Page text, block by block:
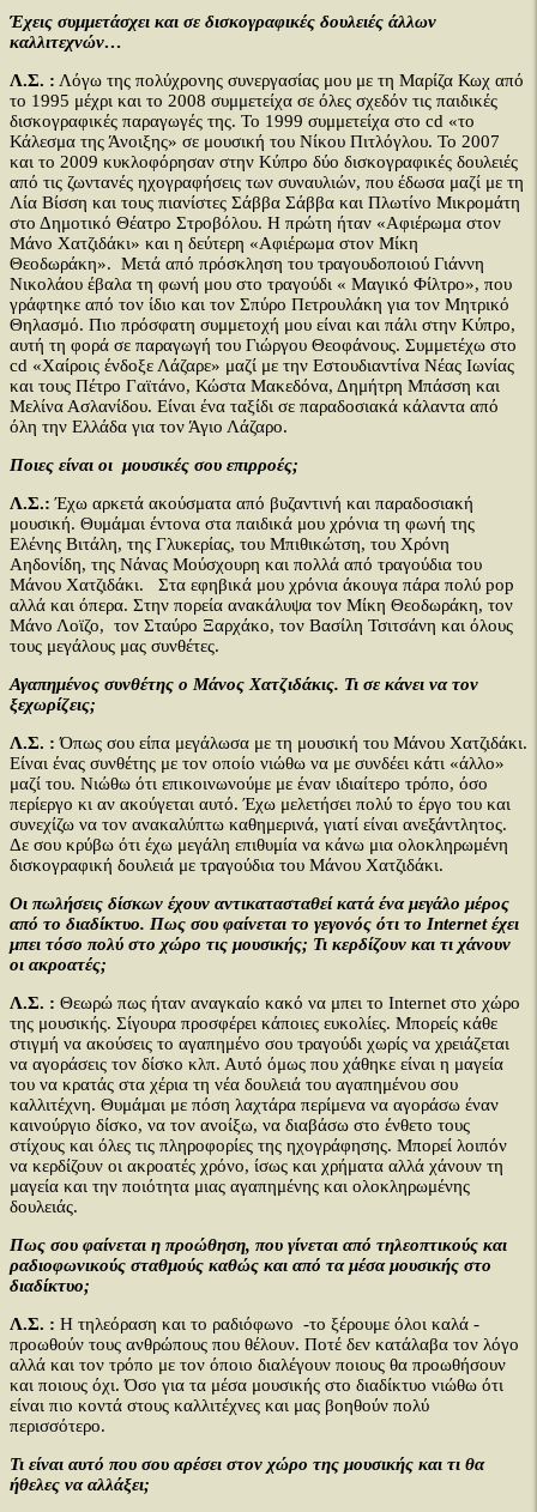
Έχεις συμμετάσχει και σε δισκογραφικές δουλειές άλλων
καλλιτεχνών…
Λ.Σ. : Λόγω της πολύχρονης συνεργασίας μου με τη Μαρίζα Κωχ από
το 1995 μέχρι και το 2008 συμμετείχα σε όλες σχεδόν τις παιδικές
δισκογραφικές παραγωγές της. Το 1999 συμμετείχα στο cd «το
Κάλεσμα της Άνοιξης» σε μουσική του Νίκου Πιτλόγλου. Το 2007
και το 2009 κυκλοφόρησαν στην Κύπρο δύο δισκογραφικές δουλειές
από τις ζωντανές ηχογραφήσεις των συναυλιών, που έδωσα μαζί με τη
Λία Βίσση και τους πιανίστες Σάββα Σάββα και Πλωτίνο Μικρομάτη
στο Δημοτικό Θέατρο Στροβόλου. Η πρώτη ήταν «Αφιέρωμα στον
Μάνο Χατζιδάκι» και η δεύτερη «Αφιέρωμα στον Μίκη
Θεοδωράκη». Μετά από πρόσκληση του τραγουδοποιού Γιάννη
Νικολάου έβαλα τη φωνή μου στο τραγούδι « Μαγικό Φίλτρο», που
γράφτηκε από τον ίδιο και τον Σπύρο Πετρουλάκη για τον Μητρικό
Θηλασμό. Πιο πρόσφατη συμμετοχή μου είναι και πάλι στην Κύπρο,
αυτή τη φορά σε παραγωγή του Γιώργου Θεοφάνους. Συμμετέχω στο
cd «Χαίροις ένδοξε Λάζαρε» μαζί με την Εστουδιαντίνα Νέας Ιωνίας
και τους Πέτρο Γαϊτάνο, Κώστα Μακεδόνα, Δημήτρη Μπάσση και
Μελίνα Ασλανίδου. Είναι ένα ταξίδι σε παραδοσιακά κάλαντα από
όλη την Ελλάδα για τον Άγιο Λάζαρο.
Ποιες είναι οι μουσικές σου επιρροές;
Λ.Σ.: Έχω αρκετά ακούσματα από βυζαντινή και παραδοσιακή
μουσική. Θυμάμαι έντονα στα παιδικά μου χρόνια τη φωνή της
Ελένης Βιτάλη, της Γλυκερίας, του Μπιθικώτση, του Χρόνη
Αηδονίδη, της Νάνας Μούσχουρη και πολλά από τραγούδια του
Μάνου Χατζιδάκι. Στα εφηβικά μου χρόνια άκουγα πάρα πολύ pop
αλλά και όπερα. Στην πορεία ανακάλυψα τον Μίκη Θεοδωράκη, τον
Μάνο Λοϊζο, τον Σταύρο Ξαρχάκο, τον Βασίλη Τσιτσάνη και όλους
τους μεγάλους μας συνθέτες.
Αγαπημένος συνθέτης ο Μάνος Χατζιδάκις. Τι σε κάνει να τον
ξεχωρίζεις;
Λ.Σ. : Όπως σου είπα μεγάλωσα με τη μουσική του Μάνου Χατζιδάκι.
Είναι ένας συνθέτης με τον οποίο νιώθω να με συνδέει κάτι «άλλο»
μαζί του. Νιώθω ότι επικοινωνούμε με έναν ιδιαίτερο τρόπο, όσο
περίεργο κι αν ακούγεται αυτό. Έχω μελετήσει πολύ το έργο του και
συνεχίζω να τον ανακαλύπτω καθημερινά, γιατί είναι ανεξάντλητος.
Δε σου κρύβω ότι έχω μεγάλη επιθυμία να κάνω μια ολοκληρωμένη
δισκογραφική δουλειά με τραγούδια του Μάνου Χατζιδάκι.
Οι πωλήσεις δίσκων έχουν αντικατασταθεί κατά ένα μεγάλο μέρος
από το διαδίκτυο. Πως σου φαίνεται το γεγονός ότι το Internet έχει
μπει τόσο πολύ στο χώρο τις μουσικής; Τι κερδίζουν και τι χάνουν
οι ακροατές;
Λ.Σ. : Θεωρώ πως ήταν αναγκαίο κακό να μπει το Internet στο χώρο
της μουσικής. Σίγουρα προσφέρει κάποιες ευκολίες. Μπορείς κάθε
στιγμή να ακούσεις το αγαπημένο σου τραγούδι χωρίς να χρειάζεται
να αγοράσεις τον δίσκο κλπ. Αυτό όμως που χάθηκε είναι η μαγεία
του να κρατάς στα χέρια τη νέα δουλειά του αγαπημένου σου
καλλιτέχνη. Θυμάμαι με πόση λαχτάρα περίμενα να αγοράσω έναν
καινούργιο δίσκο, να τον ανοίξω, να διαβάσω στο ένθετο τους
στίχους και όλες τις πληροφορίες της ηχογράφησης. Μπορεί λοιπόν
να κερδίζουν οι ακροατές χρόνο, ίσως και χρήματα αλλά χάνουν τη
μαγεία και την ποιότητα μιας αγαπημένης και ολοκληρωμένης
δουλειάς.
Πως σου φαίνεται η προώθηση, που γίνεται από τηλεοπτικούς και
ραδιοφωνικούς σταθμούς καθώς και από τα μέσα μουσικής στο
διαδίκτυο;
Λ.Σ. : Η τηλεόραση και το ραδιόφωνο -το ξέρουμε όλοι καλά -
προωθούν τους ανθρώπους που θέλουν. Ποτέ δεν κατάλαβα τον λόγο
αλλά και τον τρόπο με τον όποιο διαλέγουν ποιους θα προωθήσουν
και ποιους όχι. Όσο για τα μέσα μουσικής στο διαδίκτυο νιώθω ότι
είναι πιο κοντά στους καλλιτέχνες και μας βοηθούν πολύ
περισσότερο.
Τι είναι αυτό που σου αρέσει στον χώρο της μουσικής και τι θα
ήθελες να αλλάξει;